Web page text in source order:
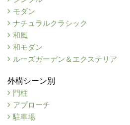
モダン
ナチュラルクラシック
和風
和モダン
ルーズガーデン＆エクステリア
外構シーン別
門柱
アプローチ
駐車場